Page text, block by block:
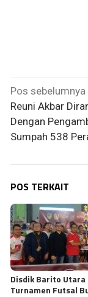
Navigasi
pos
Pos sebelumnya
Reuni Akbar
Dengan
Sumpah 538
POS TERKAIT
Disdik Barito Utara
Turnamen Futsal